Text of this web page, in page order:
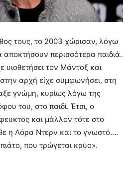
τους, το 2003 χώρισαν, λόγω
περισσότερα παιδιά.
υιοθετήσει τον Μάντοξ και
αρχή είχε συμφωνήσει, στη
γνώμη, κυρίως λόγω της
του, στο παιδί. Έτσι, ο
και μάλλον τότε στο
η Λόρα Ντερν και το γνωστό….
που τρώγεται κρύο».